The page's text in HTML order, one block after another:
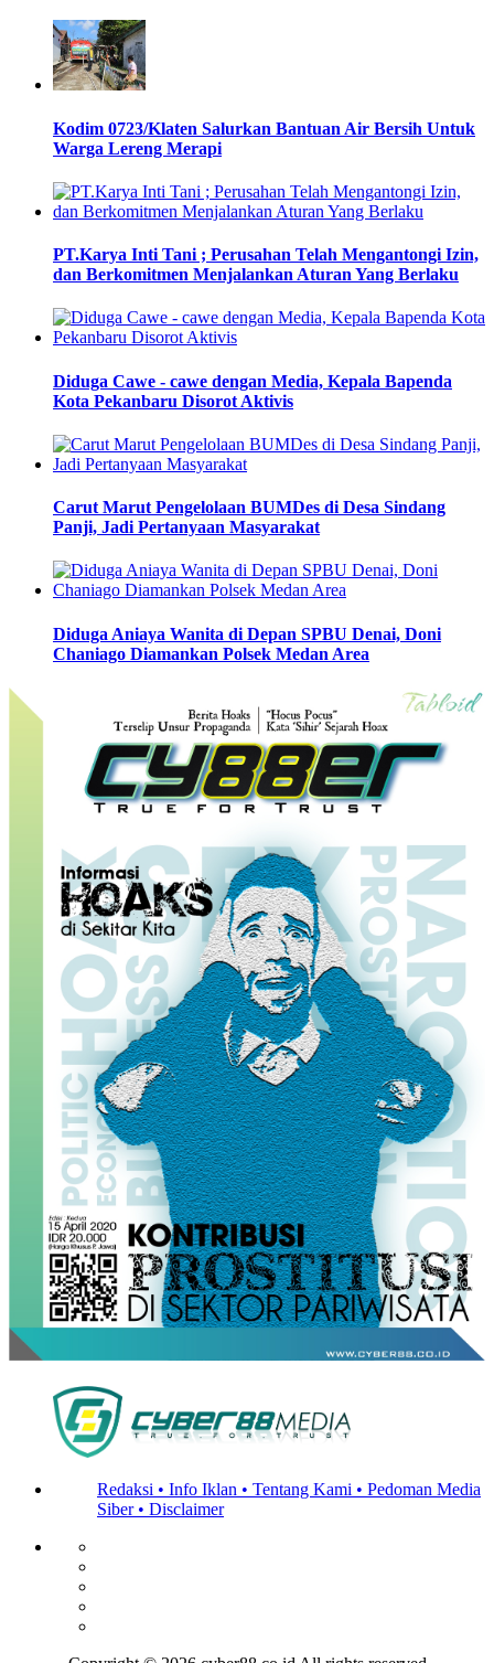
Kodim 0723/Klaten Salurkan Bantuan Air Bersih Untuk
Warga Lereng Merapi
PT.Karya Inti Tani ; Perusahan Telah Mengantongi Izin,
dan Berkomitmen Menjalankan Aturan Yang Berlaku
Diduga Cawe - cawe dengan Media, Kepala Bapenda
Kota Pekanbaru Disorot Aktivis
Carut Marut Pengelolaan BUMDes di Desa Sindang
Panji, Jadi Pertanyaan Masyarakat
Diduga Aniaya Wanita di Depan SPBU Denai, Doni
Chaniago Diamankan Polsek Medan Area
Redaksi • Info Iklan • Tentang Kami • Pedoman Media
Siber • Disclaimer